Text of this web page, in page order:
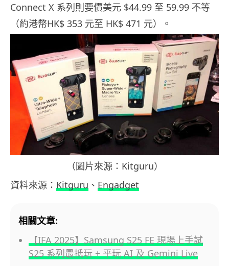
Connect X 系列則要價美元 $44.99 至 59.99 不等
（約港幣HK$ 353 元至 HK$ 471 元）。
（圖片來源：Kitguru）
資料來源： Kitguru 、 Engadget
相關文章:
【IFA 2025】Samsung S25 FE 現場上手試
S25 系列最抵玩 + 平玩 AI 及 Gemini Live